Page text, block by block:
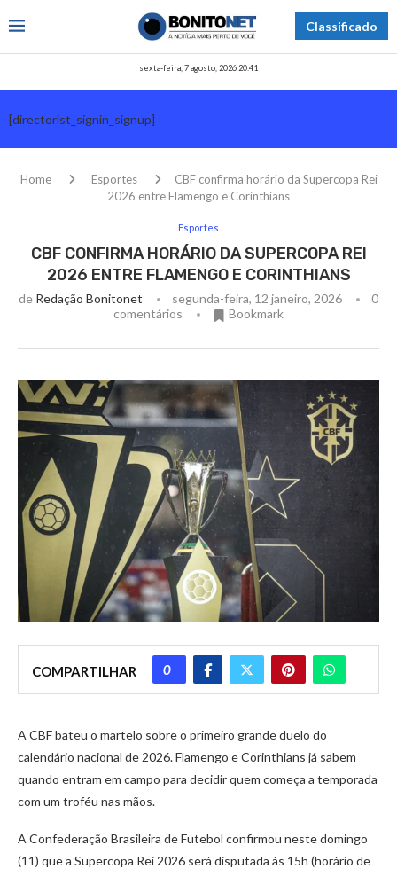
Classificado
sexta-feira, 7 agosto, 2026 20:41
[directorist_signin_signup]
Home Esportes
CBF confirma horário da Supercopa Rei
2026 entre Flamengo e Corinthians
Esportes
CBF CONFIRMA HORÁRIO DA SUPERCOPA REI
2026 ENTRE FLAMENGO E CORINTHIANS
de Redação Bonitonet segunda-feira, 12 janeiro, 2026
0
comentários
Bookmark
COMPARTILHAR 0
A CBF bateu o martelo sobre o primeiro grande duelo do
calendário nacional de 2026. Flamengo e Corinthians já sabem
quando entram em campo para decidir quem começa a temporada
com um troféu nas mãos.
A Confederação Brasileira de Futebol confirmou neste domingo
(11) que a Supercopa Rei 2026 será disputada às 15h (horário de